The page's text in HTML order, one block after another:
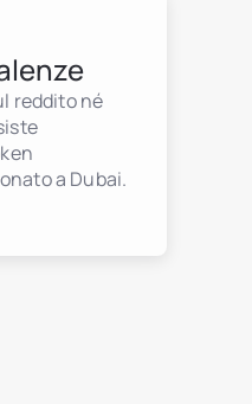
reddito né
a Dubai.